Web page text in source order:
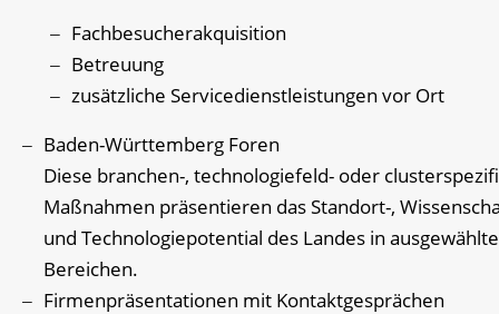
Fachbesucherakquisition
Betreuung
zusätzliche Servicedienstleistungen vor Ort
Baden-Württemberg Foren
Diese branchen-, technologiefeld- oder
Maßnahmen präsentieren das Standort-,
und Technologiepotential des Landes in
Bereichen.
Firmenpräsentationen mit Kontaktgesprächen